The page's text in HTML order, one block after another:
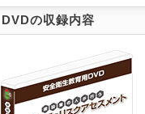
DVDの収録内容